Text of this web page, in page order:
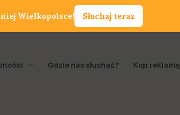
Gdzie nas słuchać? Kup reklamę
Wielkopolsce! Słuchaj teraz